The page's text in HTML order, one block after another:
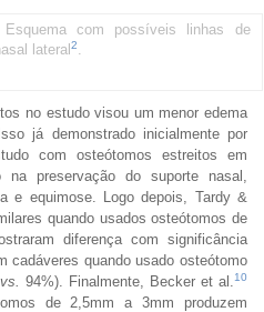
Esquema com possíveis linhas de
lateral 2
no estudo visou um menor edema
já demonstrado inicialmente por
com osteótomos estreitos em
na preservação do suporte nasal,
e equimose. Logo depois, Tardy &
quando usados osteótomos de
diferença com significância
cadáveres quando usado osteótomo
vs. 94%). Finalmente, Becker et al.10
de 2,5mm a 3mm produzem